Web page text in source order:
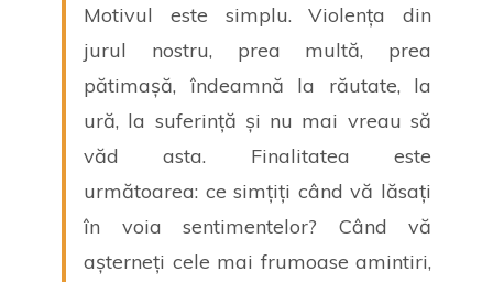
Motivul este simplu. Violența din
jurul nostru, prea multă, prea
pătimașă, îndeamnă la răutate, la
ură, la suferință și nu mai vreau să
văd asta. Finalitatea este
următoarea: ce simțiți când vă lăsați
în voia sentimentelor? Când vă
așterneți cele mai frumoase amintiri,